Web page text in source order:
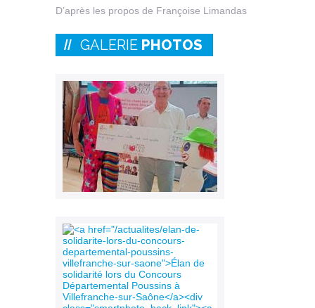
D’après les propos de Françoise Limandas
GALERIE PHOTOS